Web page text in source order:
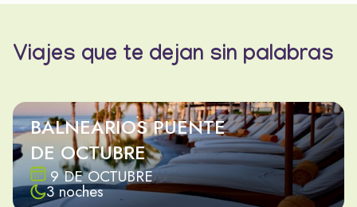
Viajes que te dejan sin palabras
BALNEARIOS PUENTE
DE OCTUBRE
9 DE OCTUBRE
3 noches